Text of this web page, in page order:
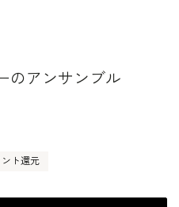
のアンサンブル
ト還元